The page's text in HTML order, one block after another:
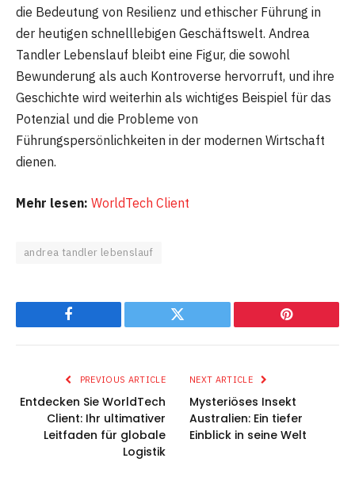
die Bedeutung von Resilienz und ethischer Führung in
der heutigen schnelllebigen Geschäftswelt. Andrea
Tandler Lebenslauf bleibt eine Figur, die sowohl
Bewunderung als auch Kontroverse hervorruft, und ihre
Geschichte wird weiterhin als wichtiges Beispiel für das
Potenzial und die Probleme von
Führungspersönlichkeiten in der modernen Wirtschaft
dienen.
Mehr lesen: WorldTech Client
andrea tandler lebenslauf
Facebook Twitter Pinterest
PREVIOUS ARTICLE
Entdecken Sie WorldTech
Client: Ihr ultimativer
Leitfaden für globale
Logistik
NEXT ARTICLE
Mysteriöses Insekt
Australien: Ein tiefer
Einblick in seine Welt